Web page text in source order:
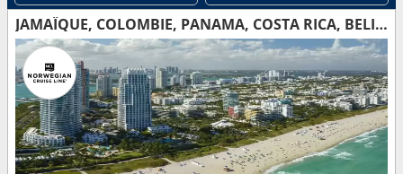
Mois de départ
Ports Compagnies
Rechercher
JAMAÏQUE, COLOMBIE, PANAMA, COSTA RICA, BELIZE, MEXIQUE, ÉTATS-UNIS